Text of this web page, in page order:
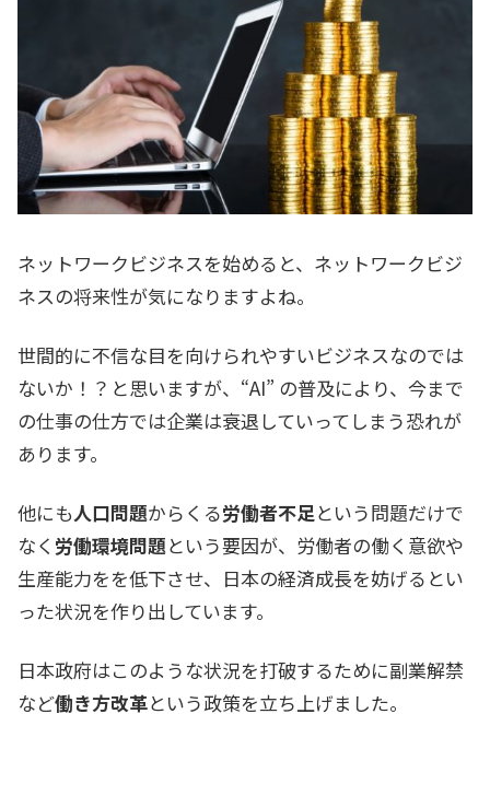
ネットワークビジネスを始めると、ネットワークビジ
ネスの将来性が気になりますよね。
世間的に不信な目を向けられやすいビジネスなのでは
ないか！？と思いますが、“AI” の普及により、今まで
の仕事の仕方では企業は衰退していってしまう恐れが
あります。
他にも人口問題からくる労働者不足という問題だけで
なく 労働環境問題という要因が、労働者の働く意欲や
生産能力をを低下させ、日本の経済成長を妨げるとい
った状況を作り出しています。
日本政府はこのような状況を打破するために副業解禁
など働き方改革という政策を立ち上げました。